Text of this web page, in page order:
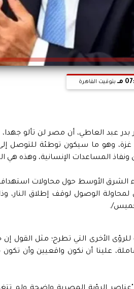
مـ بتوقيت القاهرة
بدر عبد العاطي، أن مصر لن تألو
غزة، وهو ما سيكون توطئة للتوصل
المساعدات الإنسانية، وهذه هي
الشرق الأوسط حول محاولات
الوصول لوقف إطلاق النار،
.
للرؤى الأخرى التي تطرح؛ مثل
علينا أن نكون واقعيين وأن